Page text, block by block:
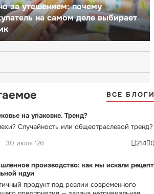
за утешением: почему
на самом деле выбирает
ВСЕ
на упаковке. Тренд?
Случайность или общеотраслевой тренд?
30 июля '26 214
производство: как мы искали рецепт
ндуи
продукт под реалии современного